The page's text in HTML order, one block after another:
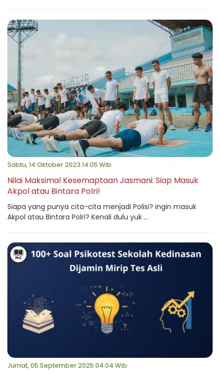
Sabtu, 14 Oktober 2023 14:05 Wib
Nilai Maksimal Kesemaptaan Jasmani: Siap Masuk
Akpol atau Bintara Polri!
Siapa yang punya cita-cita menjadi Polisi? ingin masuk
Akpol atau Bintara Polri? Kenali dulu yuk ...
Jumat, 05 September 2025 04:04 Wib